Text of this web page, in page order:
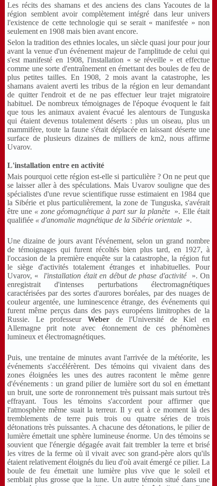
Les récits des shamans et des anciens des clans Yacoutes de la
région semblent avoir complètement intégré dans leur univers
l'existence de cette technologie qui se serait « manifestée » non
seulement en 1908 mais bien avant encore.
Selon la tradition des ethnies locales, un siècle quasi jour pour jour
avant la venue d'un événement majeur de l'amplitude de celui qui
s'est manifesté en 1908, l'installation « se réveille » et effectue
comme une sorte d'entraînement en émettant des boules de feu de
plus petites tailles. En 1908, 2 mois avant la catastrophe, les
shamans avaient averti les tribus de la région en leur demandant
de quitter l'endroit et de ne pas effectuer leur trajet migratoire
habituel. De nombreux témoignages de l'époque évoquent le fait
que tous les animaux avaient évacué les alentours de Tunguska
qui étaient devenus totalement déserts : plus un oiseau, plus un
mammifère, toute la faune s'était déplacée en laissant déserte une
surface de plusieurs dizaines de milliers de km2, nous affirme
Uvarov.
L'installation entre en activité
Mais pourquoi cette région est-elle si particulière ? On ne peut que
se laisser aller à des spéculations. Mais Uvarov souligne que des
spécialistes d'une revue scientifique russe estimaient en 1984 que
la Sibérie et plus particulièrement, la zone de Tunguska, s'avérait
être une « zone géomagnétique à part sur la planète ». Elle était
qualifiée « d'anomalie magnétique de la Sibérie orientale ».
Une dizaine de jours avant l'événement, selon un grand nombre
de témoignages qui furent récoltés bien plus tard, en 1927, à
l'occasion de la première enquête sur la catastrophe, la région fut
le siège d'activités totalement étranges et inhabituelles. Pour
Uvarov, « l'installation était en début de phase d'activité ». On
enregistrait d'intenses perturbations électromagnétiques
caractérisées par des sortes d'aurores boréales, par des nuages de
couleur argentée, une luminescence étrange, des événements qui
furent même perçus dans des pays européens limitrophes de la
Russie. Le professeur Weber de l'Université de Kiel en
Allemagne prit note avec étonnement de ces phénomènes
lumineux et électromagnétiques.
Puis, une trentaine de minutes avant l'arrivée de la météorite, les
événements s'accélérèrent. Des témoins qui vivaient dans des
zones éloignées les unes des autres racontent le même genre
d'événements : un grand pilier de lumière sort du sol en émettant
un bruit, une sorte de ronronnement très puissant mais surtout très
effrayant. Tous les témoins s'accordent pour affirmer que
l'atmosphère même suait la terreur. Il y eut à ce moment là des
tremblements de terre puis trois ou quatre séries de trois
détonations très puissantes. A chacune des détonations, le pilier de
lumière émettait une sphère lumineuse énorme. Un des témoins se
souvient que l'énergie dégagée avait fait trembler la terre et brisé
les vitres de la ferme où il vivait avec son grand-père alors qu'ils
étaient relativement éloignés du lieu d'où avait émergé ce pilier. La
boule de feu émettait une lumière plus vive que le soleil et
semblait plus grosse que la lune. Un autre témoin situé dans une